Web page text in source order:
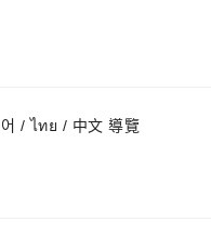
/ ไทย / 中文 導覽